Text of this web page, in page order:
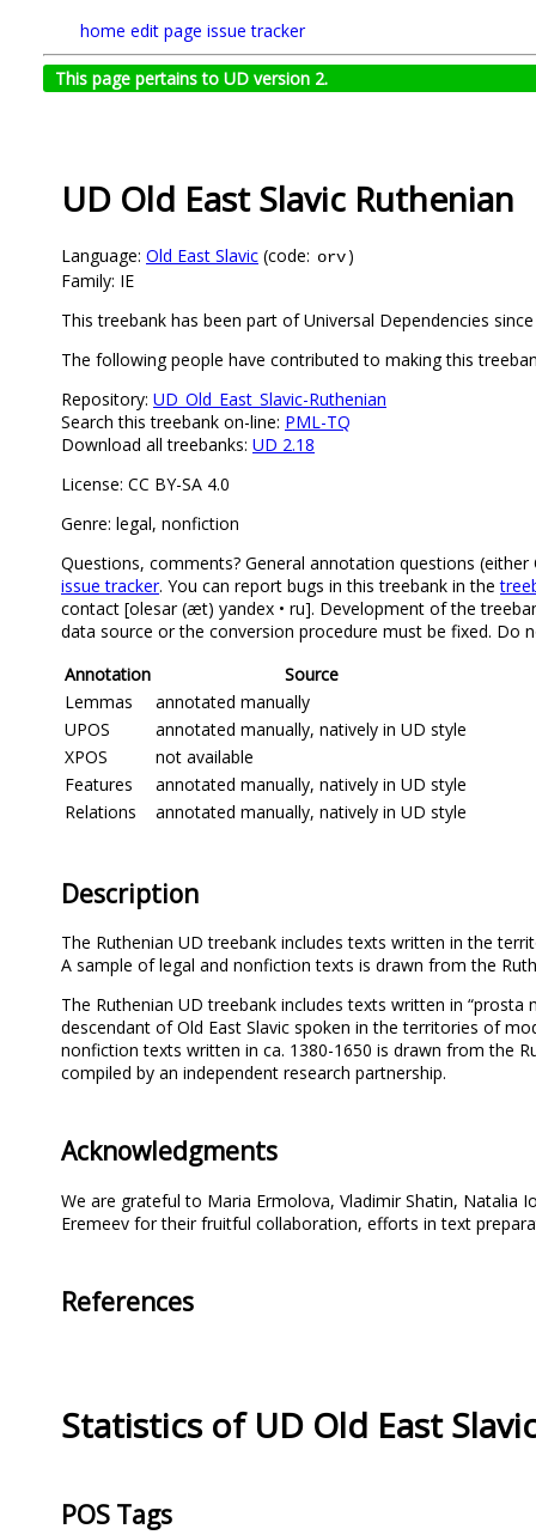
home edit page issue tracker
This page pertains to UD version 2.
UD Old East Slavic Ruthenian
Language: Old East Slavic (code: orv)
Family: IE
This treebank has been part of Universal Dependencies
The following people have contributed to making this
Repository: UD_Old_East_Slavic-Ruthenian
Search this treebank on-line: PML-TQ
Download all treebanks: UD 2.18
License: CC BY-SA 4.0
Genre: legal, nonfiction
Questions, comments? General annotation questions
issue tracker. You can report bugs in this treebank in the
contact [olesar (æt) yandex • ru]. Development of the
data source or the conversion procedure must be fixed. Do
Annotation
Source
Lemmas
annotated manually
UPOS
annotated manually, natively in UD style
XPOS
not available
Features
annotated manually, natively in UD style
Relations
annotated manually, natively in UD style
Description
The Ruthenian UD treebank includes texts written in the
A sample of legal and nonfiction texts is drawn from the
The Ruthenian UD treebank includes texts written in “prosta
descendant of Old East Slavic spoken in the territories of
nonfiction texts written in ca. 1380-1650 is drawn from the
compiled by an independent research partnership.
Acknowledgments
We are grateful to Maria Ermolova, Vladimir Shatin, Natalia
Eremeev for their fruitful collaboration, efforts in text
References
Statistics of UD Old East
POS Tags